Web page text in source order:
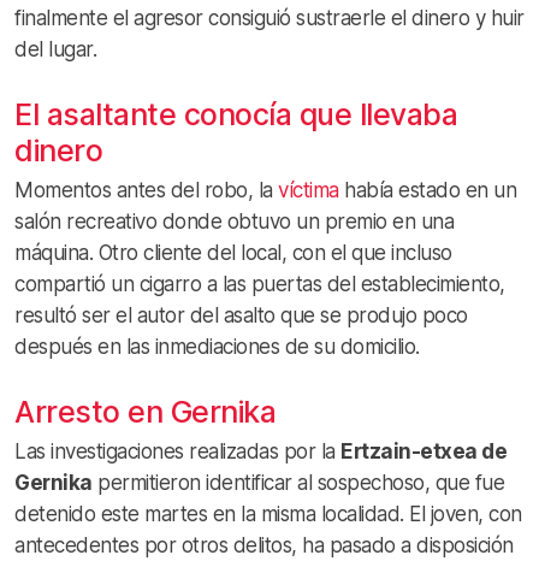
finalmente el agresor consiguió sustraerle el dinero y huir
del lugar.
El asaltante conocía que llevaba
dinero
Momentos antes del robo, la víctimahabía estado en un
salón recreativo donde obtuvo un premio en una
máquina. Otro cliente del local, con el que incluso
compartió un cigarro a las puertas del establecimiento,
resultó ser el autor del asalto que se produjo poco
después en las inmediaciones de su domicilio.
Arresto en Gernika
Las investigaciones realizadas por la Ertzain-etxea de
Gernika permitieron identificar al sospechoso, que fue
detenido este martes en la misma localidad. El joven, con
antecedentes por otros delitos, ha pasado a disposición